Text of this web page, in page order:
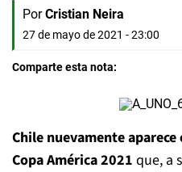
Por Cristian Neira
27 de mayo de 2021 - 23:00
Comparte esta nota:
Chile nuevamente
Copa América 2021 que, a